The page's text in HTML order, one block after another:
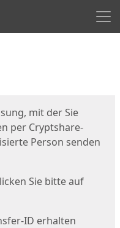
mit der Sie
per Cryptshare-
Person senden
Sie bitte auf
ID erhalten